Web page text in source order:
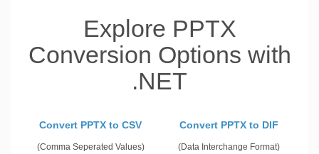
Explore PPTX
Conversion Options with
.NET
Convert PPTX to CSV
(Comma Seperated Values)
Convert PPTX to DIF
(Data Interchange Format)